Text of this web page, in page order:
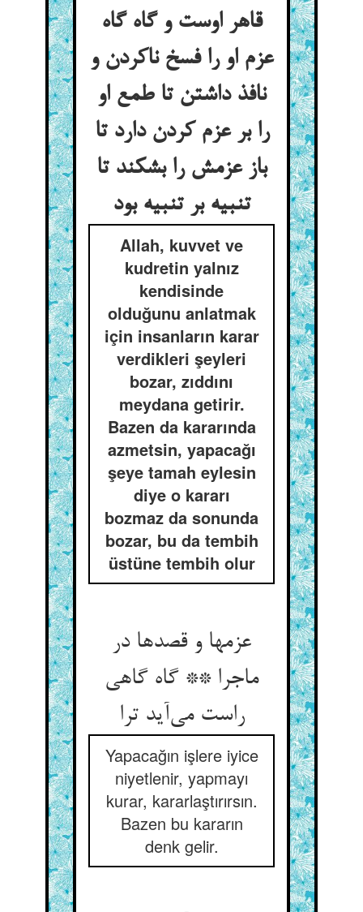
قاهر اوست و گاه گاه
عزم او را فسخ ناکردن و
نافذ داشتن تا طمع او
را بر عزم کردن دارد تا
باز عزمش را بشکند تا
تنبیه بر تنبیه بود
Allah, kuvvet ve
kudretin yalnız
kendisinde
olduğunu anlatmak
için insanların karar
verdikleri şeyleri
bozar, zıddını
meydana getirir.
Bazen da kararında
azmetsin, yapacağı
şeye tamah eylesin
diye o kararı
bozmaz da sonunda
bozar, bu da tembih
üstüne tembih olur
عزمها و قصدها در
ماجرا ** گاه گاهی
راست می‌آید ترا
Yapacağın işlere iyice
niyetlenir, yapmayı
kurar, kararlaştırırsın.
Bazen bu kararın
denk gelir.